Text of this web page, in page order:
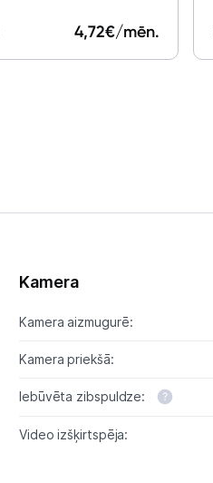
4,72€/mēn.
Kamera
Kamera aizmugurē:
Kamera priekšā:
Iebūvēta zibspuldze:
Video izšķirtspēja: